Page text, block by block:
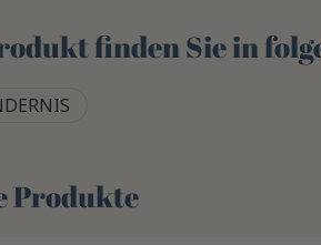
finden Sie in
Produkte